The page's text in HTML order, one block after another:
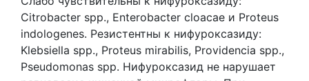
Citrobacter spp., Enterobacter cloacae и Proteus
indologenes. Резистентны к нифуроксазиду:
Klebsiella spp., Proteus mirabilis, Providencia spp.,
Pseudomonas spp. Нифуроксазид не нарушает